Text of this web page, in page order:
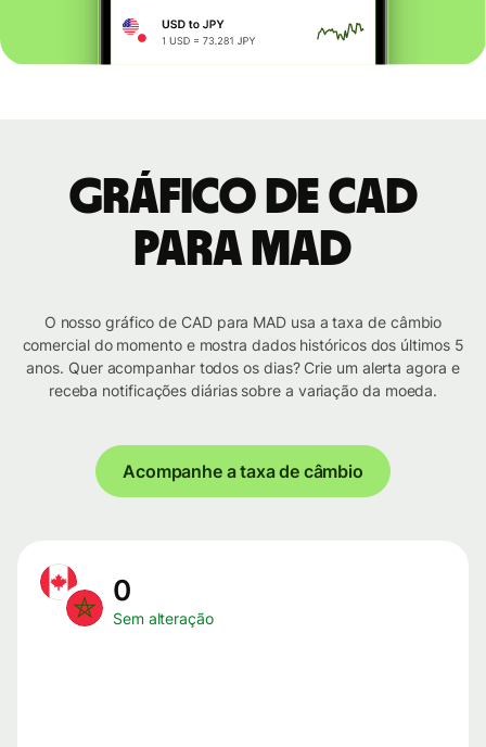
Gráfico de CAD
para MAD
O nosso gráfico de CAD para MAD usa a taxa de câmbio
comercial do momento e mostra dados históricos dos últimos 5
anos. Quer acompanhar todos os dias? Crie um alerta agora e
receba notificações diárias sobre a variação da moeda.
Acompanhe a taxa de câmbio
0
Sem alteração